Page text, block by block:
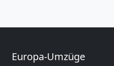
Europa-Umzüge